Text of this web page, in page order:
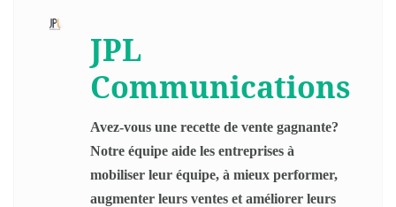
JPL
Communications
Avez-vous une recette de vente gagnante?
Notre équipe aide les entreprises à
mobiliser leur équipe, à mieux performer,
augmenter leurs ventes et améliorer leurs